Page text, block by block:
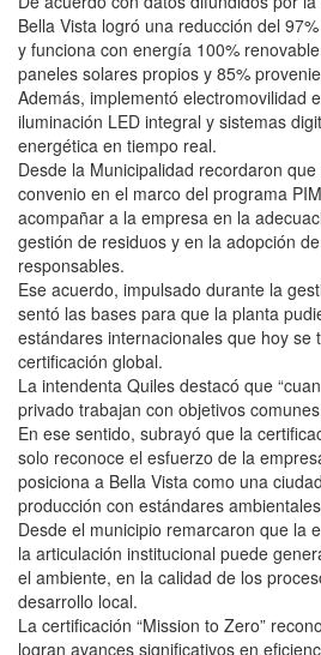
Bella Vista logró una reducción del
y funciona con energía 100%
paneles solares propios y 85%
Además, implementó electromovilidad
iluminación LED integral y sistemas
energética en tiempo real.
Desde la Municipalidad recordaron
convenio en el marco del programa
acompañar a la empresa en la
gestión de residuos y en la adopción
responsables.
Ese acuerdo, impulsado durante la
sentó las bases para que la planta
estándares internacionales que hoy se
certificación global.
La intendenta Quiles destacó que
privado trabajan con objetivos
En ese sentido, subrayó que la
solo reconoce el esfuerzo de la
posiciona a Bella Vista como una
producción con estándares
Desde el municipio remarcaron que la
la articulación institucional puede
el ambiente, en la calidad de los
desarrollo local.
La certificación “Mission to Zero”
logran avances significativos en